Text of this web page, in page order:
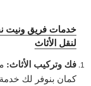
خدمات فريق ونيت
لنقل الأثاث
فك وتركيب الأثاث:
كمان بنوفر لك